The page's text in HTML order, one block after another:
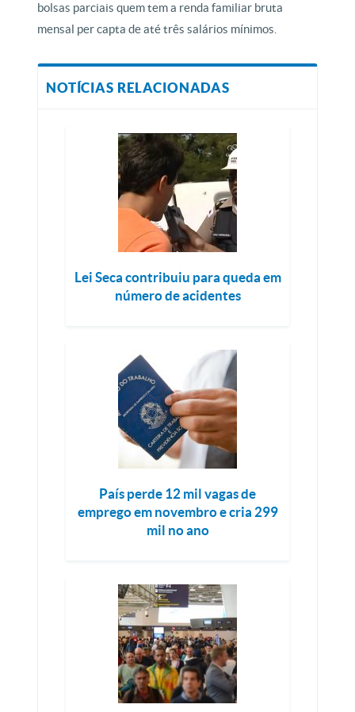
bolsas parciais quem tem a renda familiar bruta
mensal per capta de até três salários mínimos.
NOTÍCIAS RELACIONADAS
Lei Seca contribuiu para queda em
número de acidentes
País perde 12 mil vagas de
emprego em novembro e cria 299
mil no ano